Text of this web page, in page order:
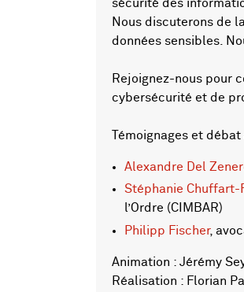
sécurité des
Nous discuterons de
données sensibles.
Rejoignez-nous pour
cybersécurité et de
Témoignages et débat
Alexandre Del
Stéphanie Chuffart-
l’Ordre (CIMBAR)
Philipp Fischer,
Animation : Jérémy
Réalisation : Florian